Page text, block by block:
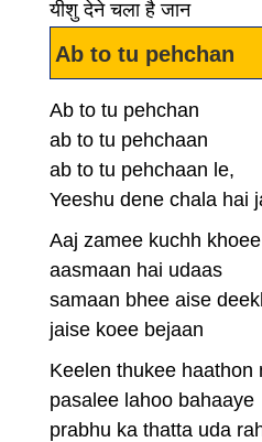
यीशु देने चला है जान
Ab to tu pehchan
Ab to tu pehchan
ab to tu pehchaan
ab to tu pehchaan le,
Yeeshu dene chala hai
Aaj zamee kuchh
aasmaan hai udaas
samaan bhee aise
jaise koee bejaan
Keelen thukee haathon
pasalee lahoo bahaaye
prabhu ka thatta uda